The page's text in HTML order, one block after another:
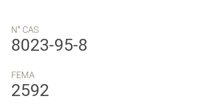
N° CAS
8023-95-8
FEMA
2592